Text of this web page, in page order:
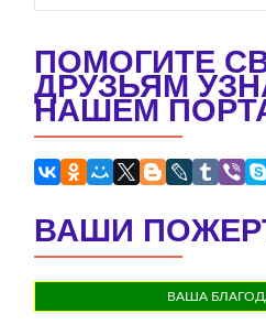
ПОМОГИТЕ
ДРУЗЬЯМ
НАШЕМ
ВАШИ
ВАША